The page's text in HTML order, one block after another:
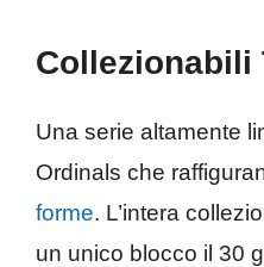
Collezionabili
Una serie altamente
Ordinals che
forme. L’intera
un unico blocco il 30